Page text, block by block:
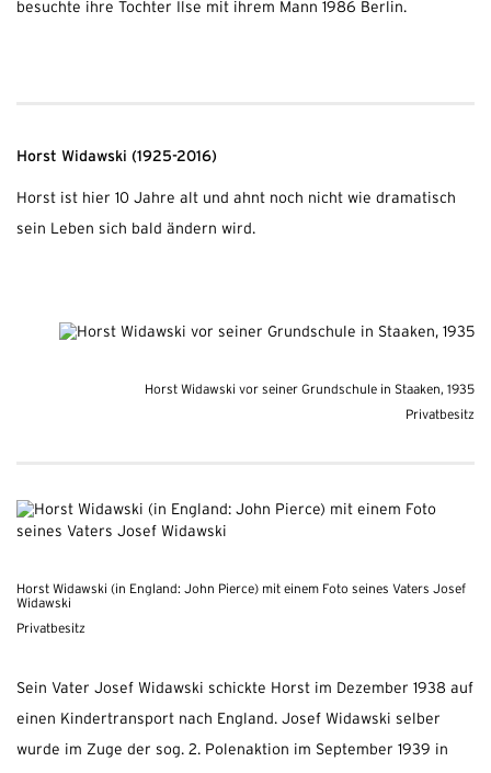
besuchte ihre Tochter Ilse mit ihrem Mann 1986 Berlin.
Horst Widawski (1925-2016)
Horst ist hier 10 Jahre alt und ahnt noch nicht wie dramatisch
sein Leben sich bald ändern wird.
Horst Widawski vor seiner Grundschule in Staaken, 1935
Privatbesitz
Horst Widawski (in England: John Pierce) mit einem Foto seines Vaters Josef
Widawski
Privatbesitz
Sein Vater Josef Widawski schickte Horst im Dezember 1938 auf
einen Kindertransport nach England. Josef Widawski selber
wurde im Zuge der sog. 2. Polenaktion im September 1939 in